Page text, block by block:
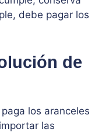
debe pagar los
de
los aranceles
las